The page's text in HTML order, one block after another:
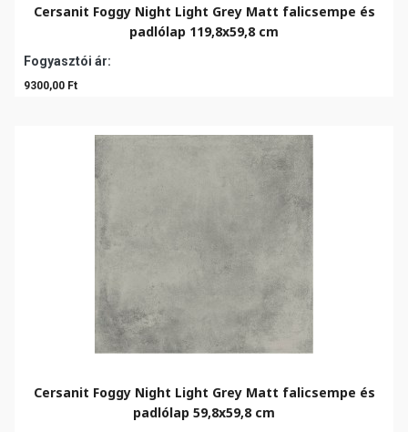
Cersanit Foggy Night Light Grey Matt falicsempe és
padlólap 119,8x59,8 cm
Fogyasztói ár:
9300,00 Ft
Cersanit Foggy Night Light Grey Matt falicsempe és
padlólap 59,8x59,8 cm